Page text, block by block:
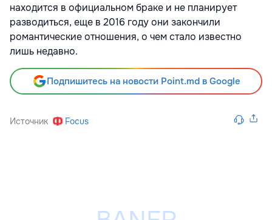
находится в официальном браке и не планирует
разводиться, еще в 2016 году они закончили
романтические отношения, о чем стало известно
лишь недавно.
Подпишитесь на новости Point.md в Google
Источник Focus